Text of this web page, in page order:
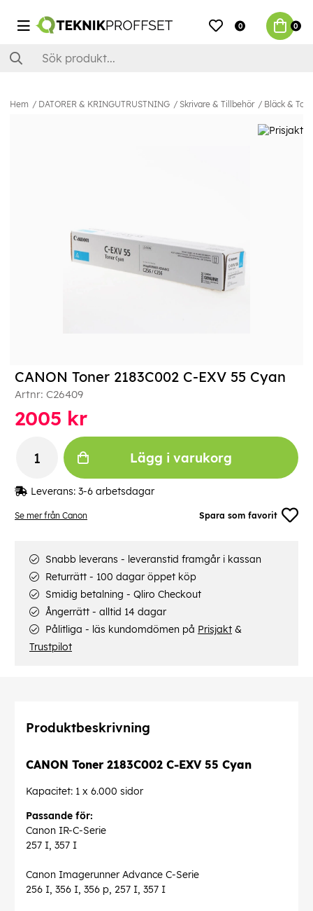
0 0
Hem DATORER & KRINGUTRUSTNING Skrivare & Tillbehör Bläck &
Se mer från Canon Spara som favorit
CANON Toner 2183C002 C-EXV 55 Cyan
Artnr: C26409
2005 kr
Lägg i varukorg
Leverans: 3-6 arbetsdagar
Snabb leverans - leveranstid framgår i kassan
Returrätt - 100 dagar öppet köp
Smidig betalning - Qliro Checkout
Ångerrätt - alltid 14 dagar
Pålitliga - läs kundomdömen på Prisjakt &
Trustpilot
Produktbeskrivning
CANON Toner 2183C002 C-EXV 55 Cyan
Kapacitet: 1 x 6.000 sidor
Passande för:
Canon IR-C-Serie
257 I, 357 I
Canon Imagerunner Advance C-Serie
256 I, 356 I, 356 p, 257 I, 357 I